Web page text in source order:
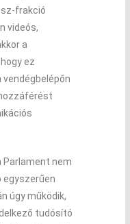
frakció
videós,
a
ez
vendégbelépőn
Parlament nem
egyszerűen
úgy működik,
tudósító